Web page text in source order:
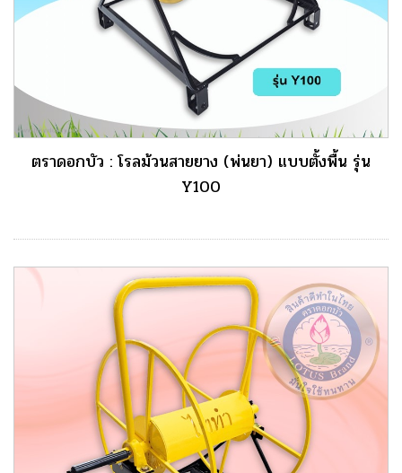
ตราดอกบัว : โรลม้วนสายยาง (พ่นยา) แบบตั้งพื้น รุ่น
Y100